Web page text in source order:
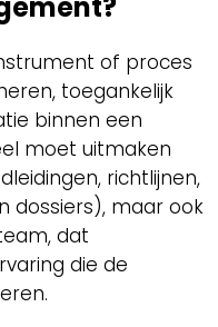
of proces
toegankelijk
binnen een
moet uitmaken
richtlijnen,
dossiers), maar ook
dat
die de